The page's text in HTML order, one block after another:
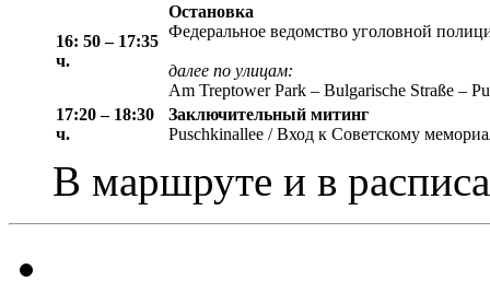
16: 50 – 17:35
ч.
Остановка
Федеральное ведомство уголовной
далее по улицам:
Am Treptower Park – Bulgarische Straße –
17:20 – 18:30
ч.
Заключительный митинг
Puschkinallee / Вход к Советскому
В маршруте и в